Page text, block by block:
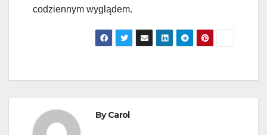
codziennym wyglądem.
ByCarol